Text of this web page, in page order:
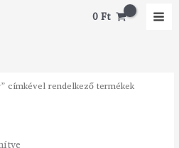
0Ft
MM
címkével rendelkező termékek